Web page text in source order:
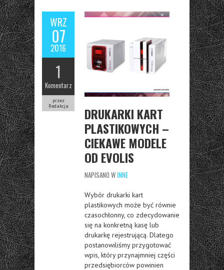
WRZ
07
2016
1
Komentarz
przez
Redakcja
DRUKARKI KART
PLASTIKOWYCH –
CIEKAWE MODELE
OD EVOLIS
NAPISANO WINNE
Wybór drukarki kart
plastikowych może być równie
czasochłonny, co zdecydowanie
się na konkretną kasę lub
drukarkę rejestrującą. Dlatego
postanowiliśmy przygotować
wpis, który przynajmniej części
przedsiębiorców powinien